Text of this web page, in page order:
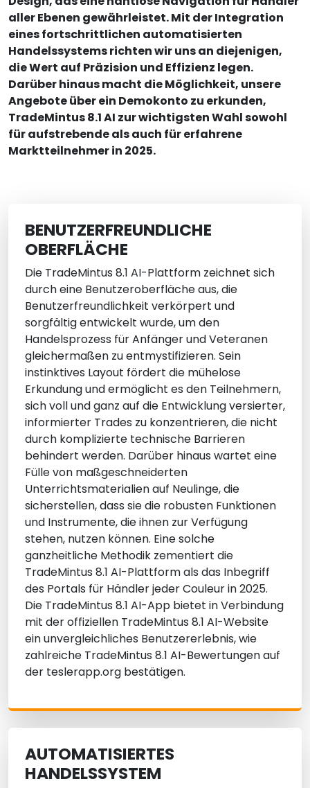
aller Ebenen gewährleistet. Mit der Integration
eines fortschrittlichen automatisierten
Handelssystems richten wir uns an diejenigen,
die Wert auf Präzision und Effizienz legen.
Darüber hinaus macht die Möglichkeit, unsere
Angebote über ein Demokonto zu erkunden,
TradeMintus 8.1 AI zur wichtigsten Wahl sowohl
für aufstrebende als auch für erfahrene
Marktteilnehmer in 2025.
BENUTZERFREUNDLICHE
OBERFLÄCHE
Die TradeMintus 8.1 AI-Plattform zeichnet sich
durch eine Benutzeroberfläche aus, die
Benutzerfreundlichkeit verkörpert und
sorgfältig entwickelt wurde, um den
Handelsprozess für Anfänger und Veteranen
gleichermaßen zu entmystifizieren. Sein
instinktives Layout fördert die mühelose
Erkundung und ermöglicht es den Teilnehmern,
sich voll und ganz auf die Entwicklung versierter,
informierter Trades zu konzentrieren, die nicht
durch komplizierte technische Barrieren
behindert werden. Darüber hinaus wartet eine
Fülle von maßgeschneiderten
Unterrichtsmaterialien auf Neulinge, die
sicherstellen, dass sie die robusten Funktionen
und Instrumente, die ihnen zur Verfügung
stehen, nutzen können. Eine solche
ganzheitliche Methodik zementiert die
TradeMintus 8.1 AI-Plattform als das Inbegriff
des Portals für Händler jeder Couleur in 2025.
Die TradeMintus 8.1 AI-App bietet in Verbindung
mit der offiziellen TradeMintus 8.1 AI-Website
ein unvergleichliches Benutzererlebnis, wie
zahlreiche TradeMintus 8.1 AI-Bewertungen auf
der teslerapp.org bestätigen.
AUTOMATISIERTES
HANDELSSYSTEM